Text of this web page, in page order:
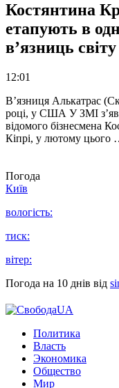
Костянтина
етапують в
в’язниць світу
12:01
В’язниця Алькатрас
році, у США У ЗМІ
відомого бізнесмена
Кіпрі, у лютому цього
Погода
Київ
вологість:
тиск:
вітер:
Погода на 10 днів від
Политика
Власть
Экономика
Общество
Мир